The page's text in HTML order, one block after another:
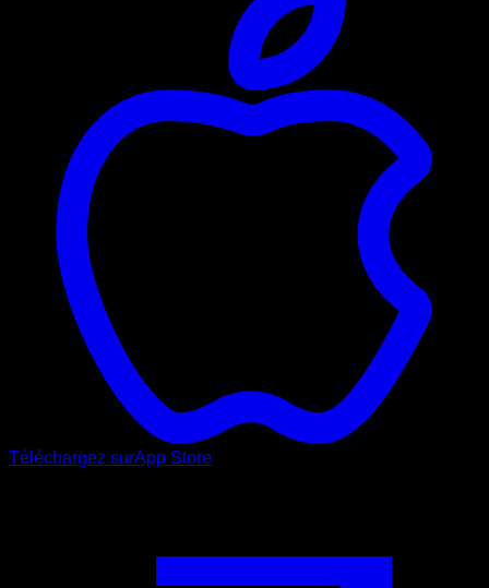
Téléchargez surApp Store